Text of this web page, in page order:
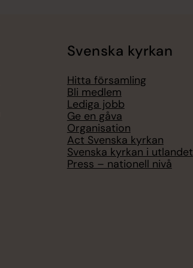
Svenska kyrkan
Hitta församling
Bli medlem
Lediga jobb
Ge en gåva
Organisation
Act Svenska kyrkan
Svenska kyrkan i utlandet
Press – nationell nivå